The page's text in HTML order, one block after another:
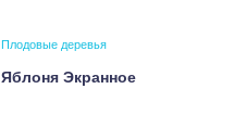
Плодовые деревья
Яблоня Экранное